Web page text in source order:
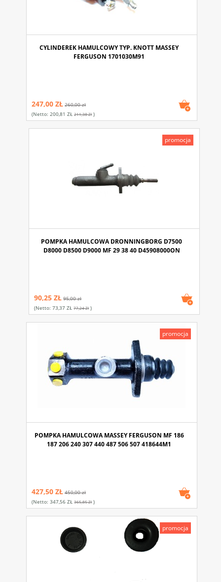
CYLINDEREK HAMULCOWY TYP. KNOTT MASSEY
FERGUSON 1701030M91
247,00 ZŁ 260,00 zł
(netto: 200,81 ZŁ 211,38 Zł)
POMPKA HAMULCOWA DRONNINGBORG D7500
D8000 D8500 D9000 MF 29 38 40 D45908000ON
90,25 ZŁ 95,00 zł
(netto:73,37 ZŁ 77,24 Zł)
promocja
POMPKA HAMULCOWA MASSEY FERGUSON MF 186
187 206 240 307 440 487 506 507 418644M1
427,50 ZŁ 450,00 zł
(netto:347,56 ZŁ 365,85 Zł)
promocja
promocja